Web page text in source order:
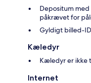
Depositum
påkrævet for
Gyldigt billed-
Kæledyr
Kæledyr er ikke
Internet